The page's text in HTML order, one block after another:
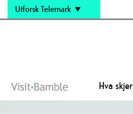
Utforsk Telemark
Hva skjer